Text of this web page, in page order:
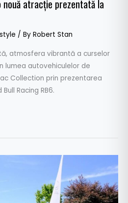
nouă atracție prezentată la
/ By Robert Stan
atmosfera vibrantă a curselor
lumea autovehiculelor de
Collection prin prezentarea
Racing RB6.